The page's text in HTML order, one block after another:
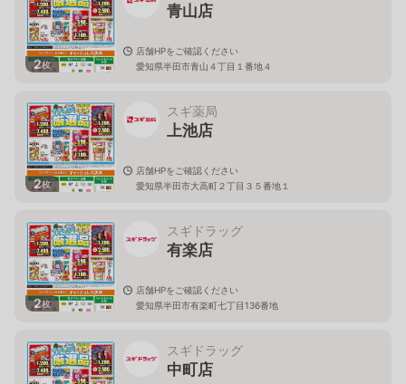
2枚
青山店
店舗HPをご確認ください
愛知県半田市青山４丁目１番地４
2枚
スギ薬局
上池店
店舗HPをご確認ください
愛知県半田市大高町２丁目３５番地１
2枚
スギドラッグ
有楽店
店舗HPをご確認ください
愛知県半田市有楽町七丁目136番地
スギドラッグ
中町店